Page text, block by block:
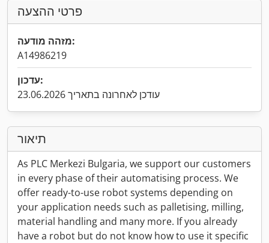
פרטי ההצעה
מזהה מודעה:
A14986219
עדכון:
עודכן לאחרונה בתאריך 23.06.2026
תיאור
As PLC Merkezi Bulgaria, we support our customers
in every phase of their automatising process. We
offer ready-to-use robot systems depending on
your application needs such as palletising, milling,
material handling and many more. If you already
have a robot but do not know how to use it specific